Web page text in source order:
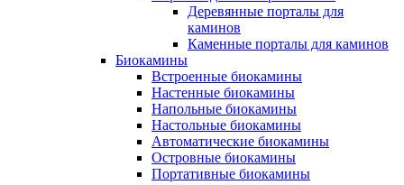
Деревянные порталы для
каминов
Каменные порталы для каминов
Биокамины
Встроенные биокамины
Настенные биокамины
Напольные биокамины
Настольные биокамины
Автоматические биокамины
Островные биокамины
Портативные биокамины